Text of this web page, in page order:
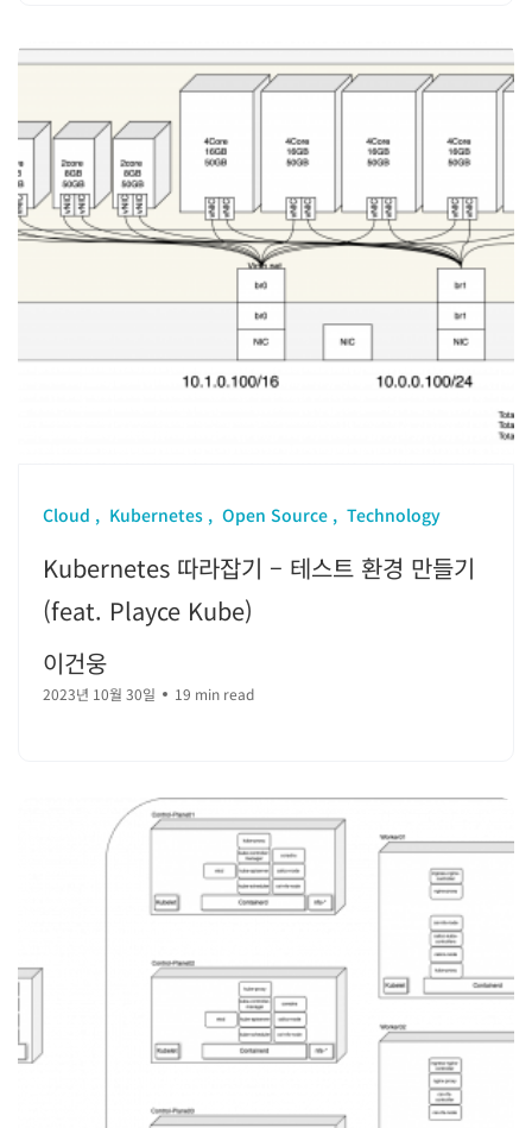
Cloud Kubernetes Open Source Technology
Kubernetes 따라잡기 – 테스트 환경 만들기
(feat. Playce Kube)
이건웅
2023년 10월 30일 19 min read